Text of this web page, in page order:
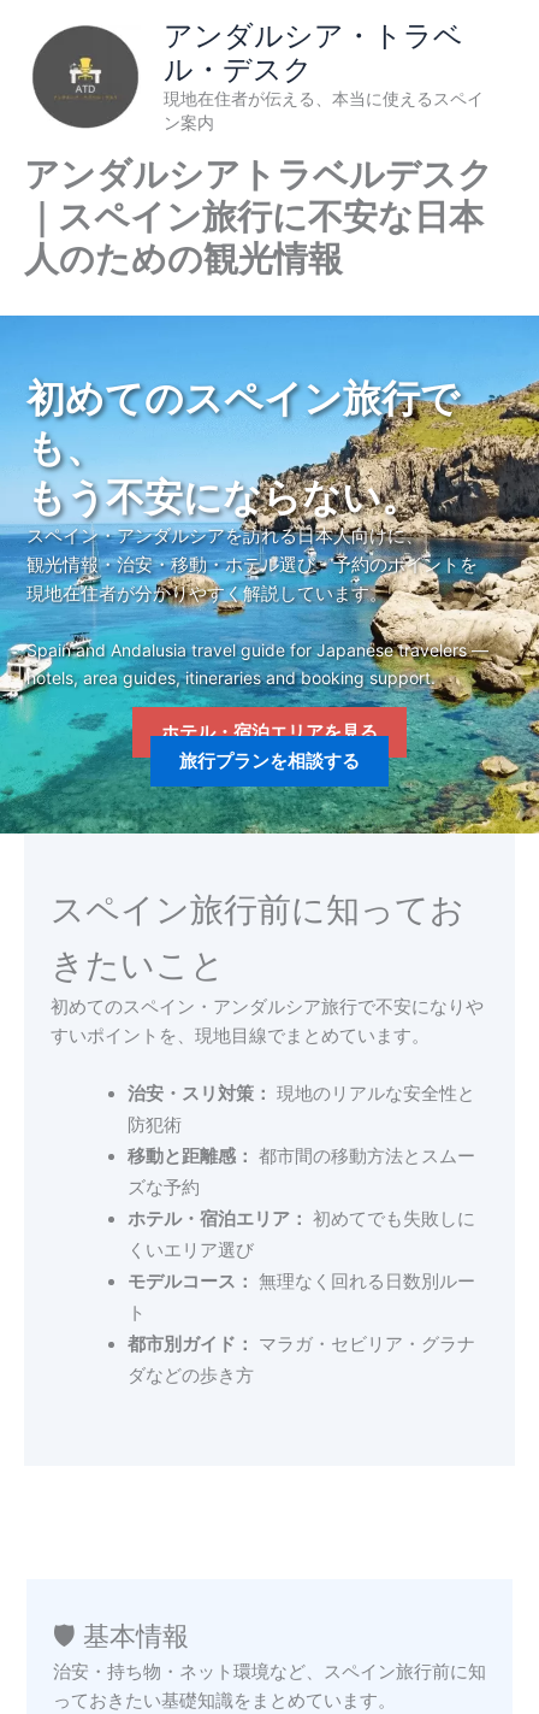
アンダルシア・トラベ
ル・デスク
現地在住者が伝える、本当に使えるスペイ
ン案内
アンダルシアトラベルデスク
｜スペイン旅行に不安な日本
人のための観光情報
初めてのスペイン旅行で
も、
もう不安にならない。
スペイン・アンダルシアを訪れる日本人向けに、
観光情報・治安・移動・ホテル選び・予約のポイントを
現地在住者が分かりやすく解説しています。
Spain and Andalusia travel guide for Japanese travelers —
hotels, area guides, itineraries and booking support.
ホテル・宿泊エリアを見る
旅行プランを相談する
スペイン旅行前に知ってお
きたいこと
初めてのスペイン・アンダルシア旅行で不安になりや
すいポイントを、現地目線でまとめています。
治安・スリ対策： 現地のリアルな安全性と
防犯術
移動と距離感： 都市間の移動方法とスムー
ズな予約
ホテル・宿泊エリア： 初めてでも失敗しに
くいエリア選び
モデルコース： 無理なく回れる日数別ルー
ト
都市別ガイド：
マラガ・セビリア・グラナ
ダなどの歩き方
🛡️ 基本情報
治安・持ち物・ネット環境など、スペイン旅行前に知
っておきたい基礎知識をまとめています。